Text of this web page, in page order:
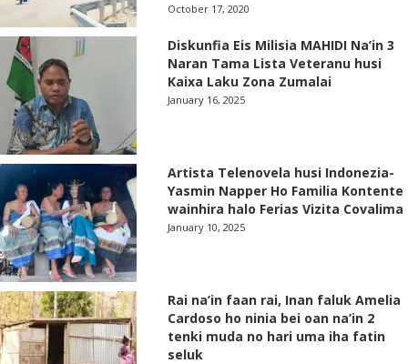
October 17, 2020
Diskunfia Eis Milisia MAHIDI Na’in 3
Naran Tama Lista Veteranu husi
Kaixa Laku Zona Zumalai
January 16, 2025
Artista Telenovela husi Indonezia-
Yasmin Napper Ho Familia Kontente
wainhira halo Ferias Vizita Covalima
January 10, 2025
Rai na’in faan rai, Inan faluk Amelia
Cardoso ho ninia bei oan na’in 2
tenki muda no hari uma iha fatin
seluk